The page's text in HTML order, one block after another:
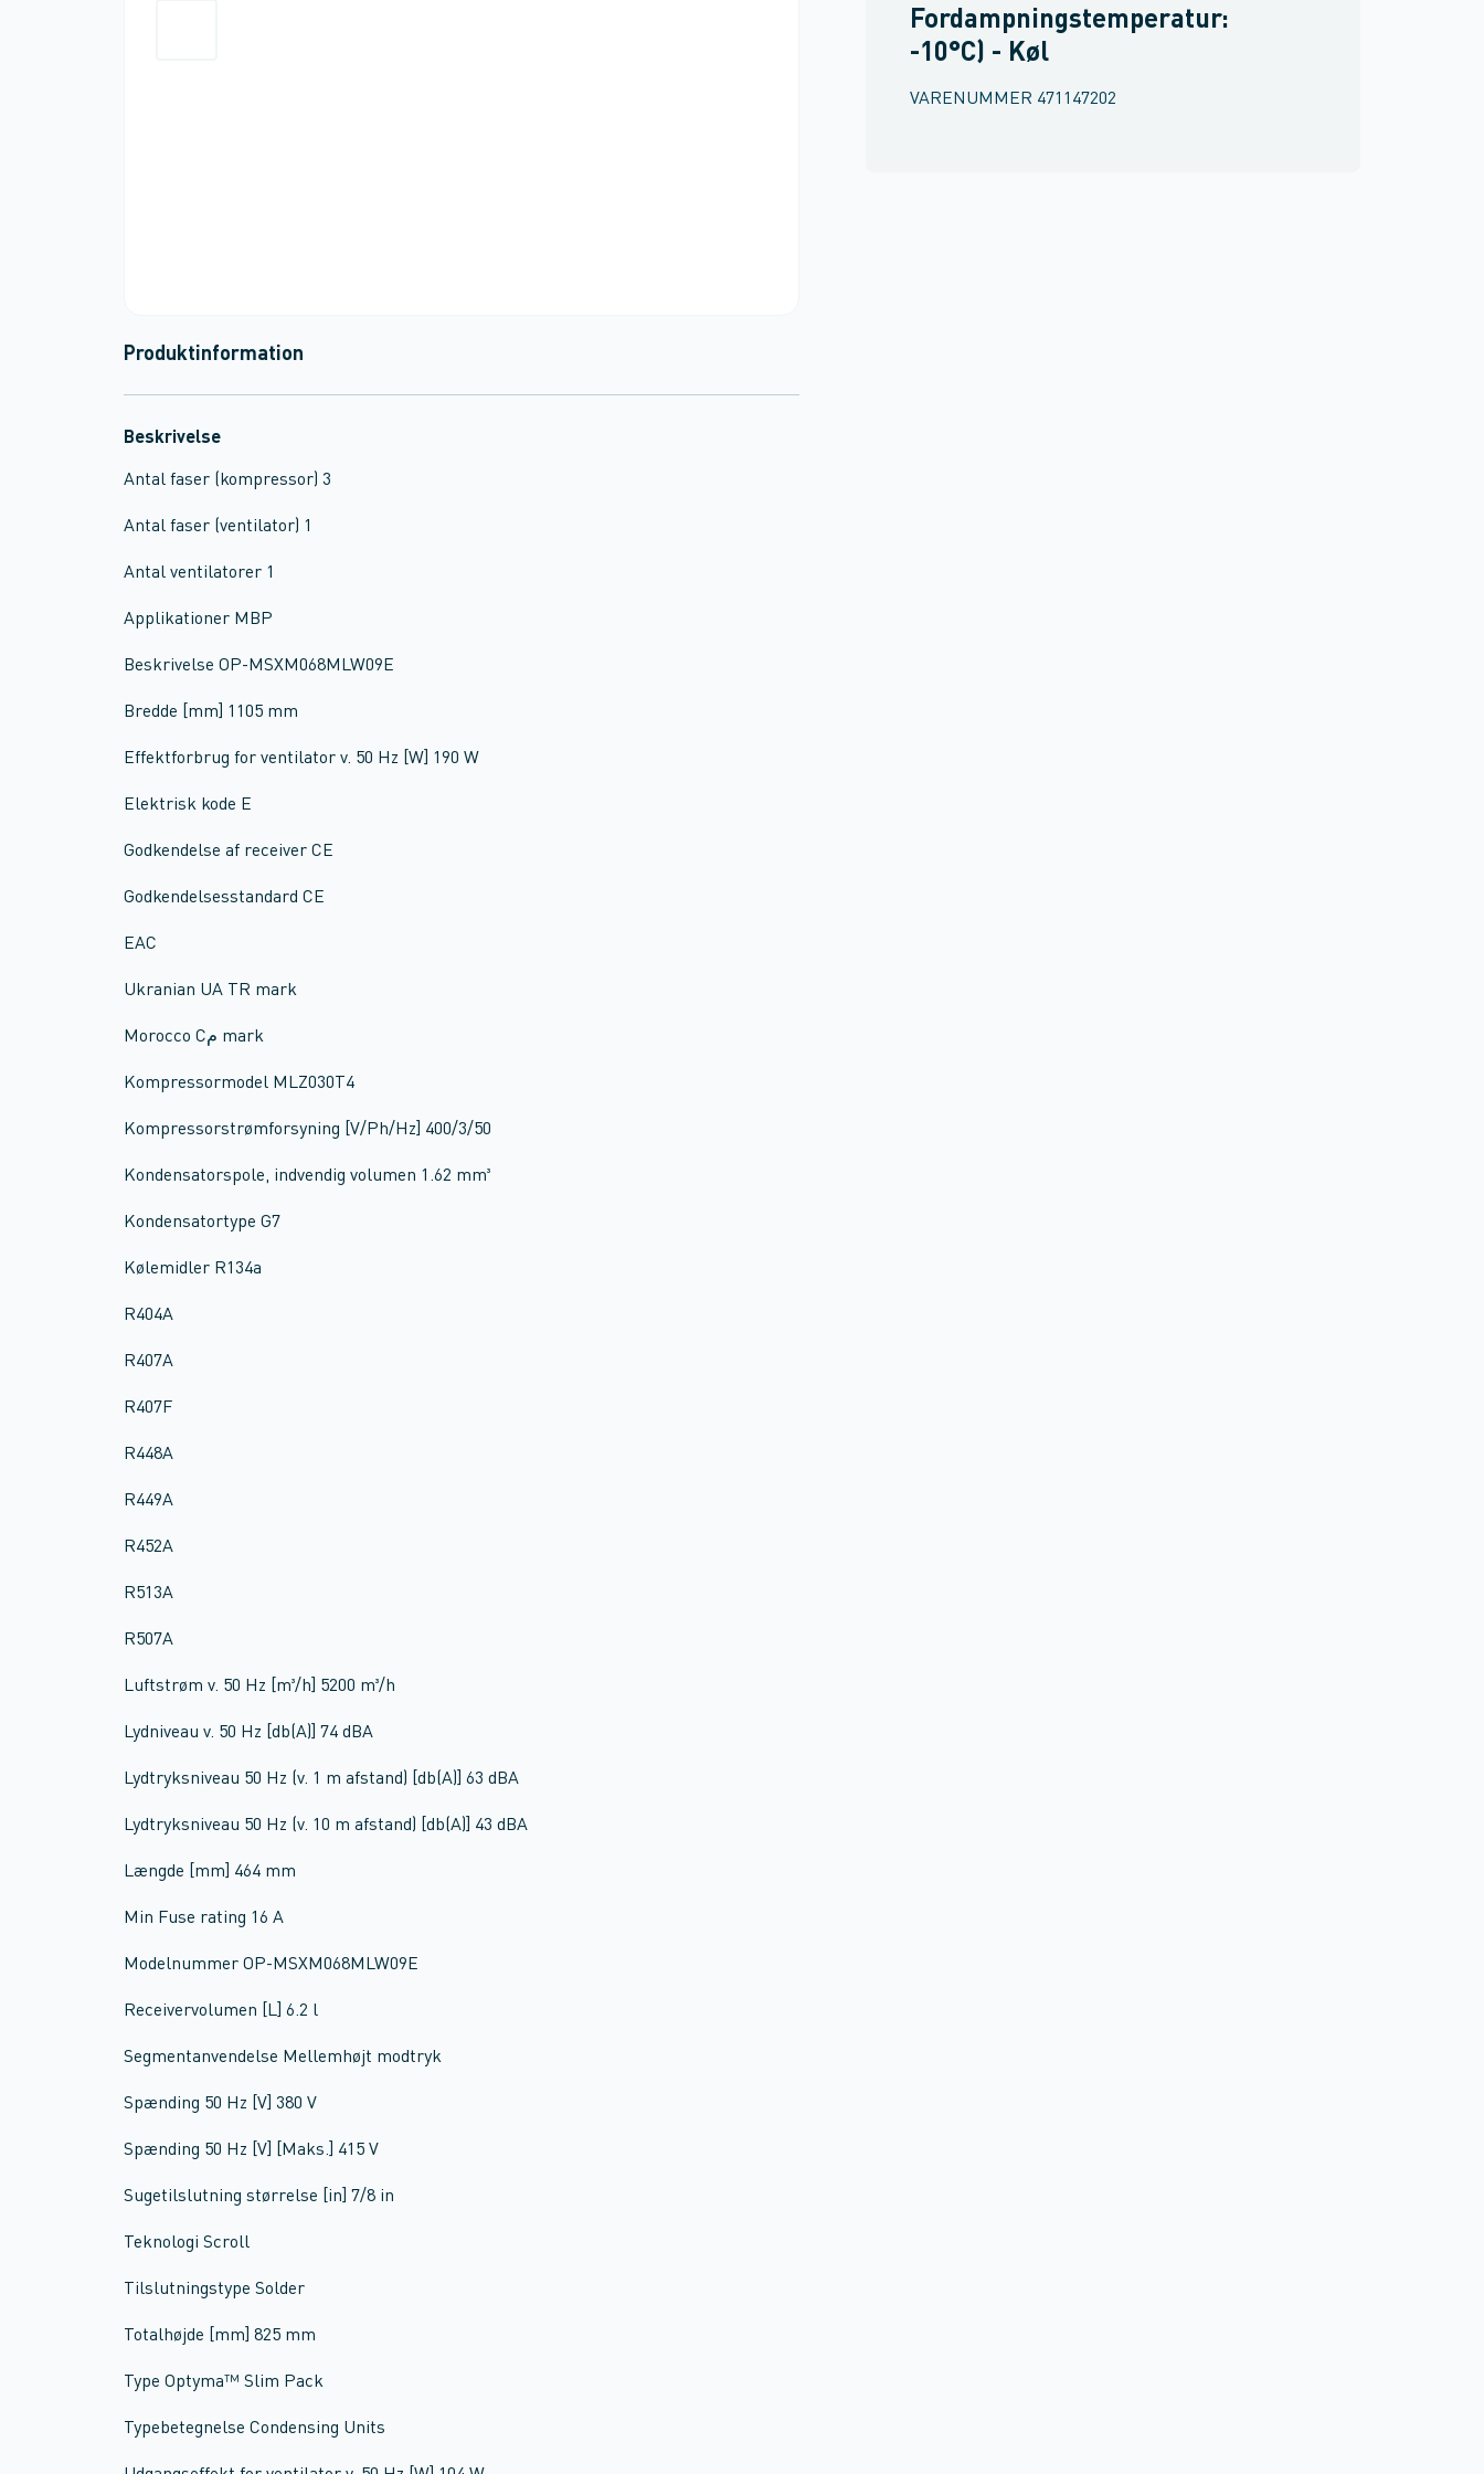
Fordampningstemperatur:
-10°C) - Køl
VARENUMMER 471147202
Produktinformation
Beskrivelse
Antal faser (kompressor) 3
Antal faser (ventilator) 1
Antal ventilatorer 1
Applikationer MBP
Beskrivelse OP-MSXM068MLW09E
Bredde [mm] 1105 mm
Effektforbrug for ventilator v. 50 Hz [W] 190 W
Elektrisk kode E
Godkendelse af receiver CE
Godkendelsesstandard CE
EAC
Ukranian UA TR mark
Morocco Cم mark
Kompressormodel MLZ030T4
Kompressorstrømforsyning [V/Ph/Hz] 400/3/50
Kondensatorspole, indvendig volumen 1.62 mm³
Kondensatortype G7
Kølemidler R134a
R404A
R407A
R407F
R448A
R449A
R452A
R513A
R507A
Luftstrøm v. 50 Hz [m³/h] 5200 m³/h
Lydniveau v. 50 Hz [db(A)] 74 dBA
Lydtryksniveau 50 Hz (v. 1 m afstand) [db(A)] 63 dBA
Lydtryksniveau 50 Hz (v. 10 m afstand) [db(A)] 43 dBA
Længde [mm] 464 mm
Min Fuse rating 16 A
Modelnummer OP-MSXM068MLW09E
Receivervolumen [L] 6.2 l
Segmentanvendelse Mellemhøjt modtryk
Spænding 50 Hz [V] 380 V
Spænding 50 Hz [V] [Maks.] 415 V
Sugetilslutning størrelse [in] 7/8 in
Teknologi Scroll
Tilslutningstype Solder
Totalhøjde [mm] 825 mm
Type Optyma™ Slim Pack
Typebetegnelse Condensing Units